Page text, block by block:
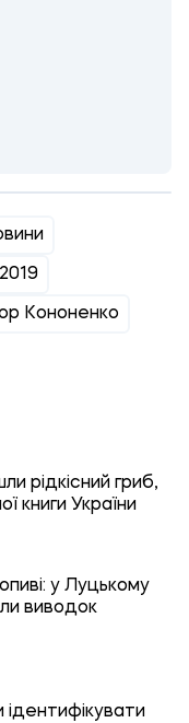
Кононенко
рідкісний гриб,
книги України
у Луцькому
виводок
ідентифікувати